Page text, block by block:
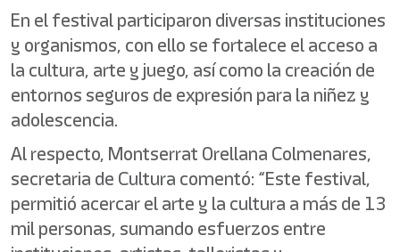
En el festival participaron diversas instituciones
y organismos, con ello se fortalece el acceso a
la cultura, arte y juego, así como la creación de
entornos seguros de expresión para la niñez y
adolescencia.
Al respecto, Montserrat Orellana Colmenares,
secretaria de Cultura comentó: “Este festival,
permitió acercar el arte y la cultura a más de 13
mil personas, sumando esfuerzos entre